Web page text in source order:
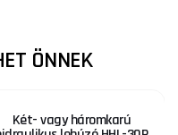
ÖNNEK
Két- vagy háromkarú